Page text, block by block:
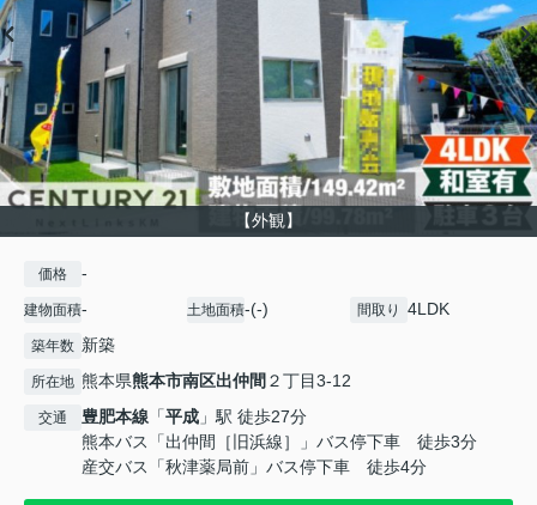
【外観】
価格 -
建物面積- 土地面積-(-) 間取り 4LDK
築年数 新築
所在地 熊本県熊本市南区出仲間 ２丁目3-12
交通 豊肥本線 「平成 」駅 徒歩27分
熊本バス「出仲間［旧浜線］」バス停下車 徒歩3分
産交バス「秋津薬局前」バス停下車 徒歩4分